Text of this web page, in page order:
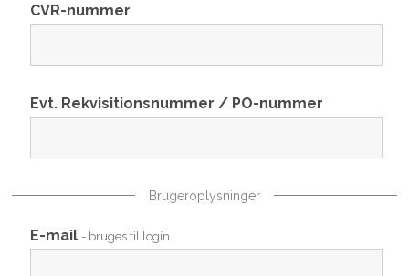
CVR-nummer
Evt. Rekvisitionsnummer / PO-nummer
Brugeroplysninger
E-mail - bruges til login